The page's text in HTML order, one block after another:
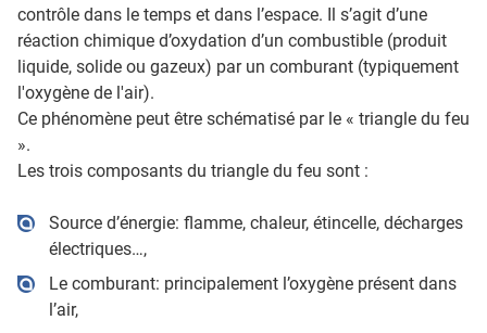
contrôle dans le temps et dans l’espace. Il s’agit d’une
réaction chimique d’oxydation d’un combustible (produit
liquide, solide ou gazeux) par un comburant (typiquement
l'oxygène de l'air).
Ce phénomène peut être schématisé par le « triangle du feu
».
Les trois composants du triangle du feu sont :
Source d’énergie: flamme, chaleur, étincelle, décharges
électriques…,
Le comburant: principalement l’oxygène présent dans
l’air,